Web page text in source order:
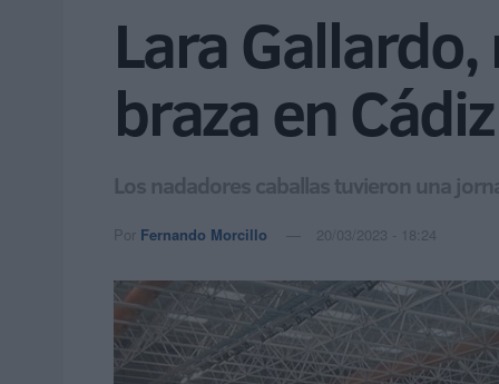
Lara
braza en Cádiz
Los nadadores caballas tuvieron una
Por Fernando Morcillo 20/03/2023 - 18:24